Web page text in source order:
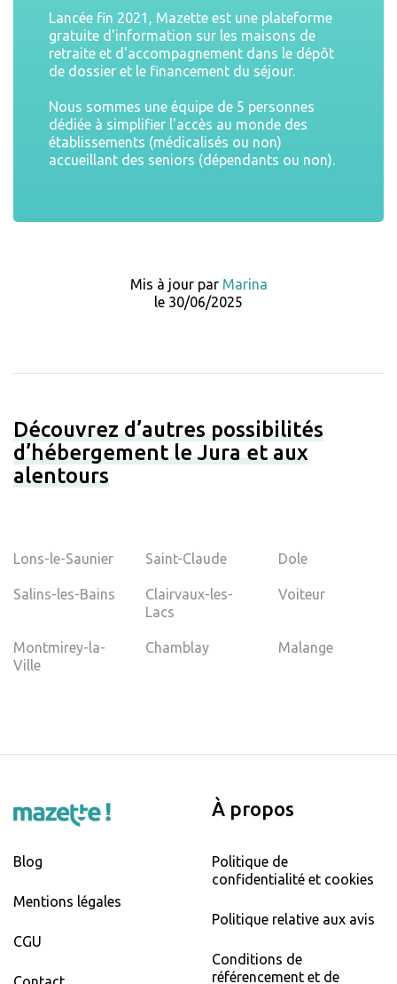
Lancée fin 2021, Mazette est une plateforme
gratuite d'information sur les maisons de
retraite et d'accompagnement dans le dépôt
de dossier et le financement du séjour.
Nous sommes une équipe de 5 personnes
dédiée à simplifier l'accès au monde des
établissements (médicalisés ou non)
accueillant des seniors (dépendants ou non).
Mis à jour par Marina
le 30/06/2025
Découvrez d’autres possibilités
d’hébergement le Jura et aux
alentours
Lons-le-Saunier Saint-Claude Dole
Salins-les-Bains
Clairvaux-les-
Lacs
Voiteur
Montmirey-la-
Ville
Chamblay Malange
Blog
Mentions légales
CGU
À propos
Politique de
confidentialité et cookies
Politique relative aux avis
Conditions de
référencement et de